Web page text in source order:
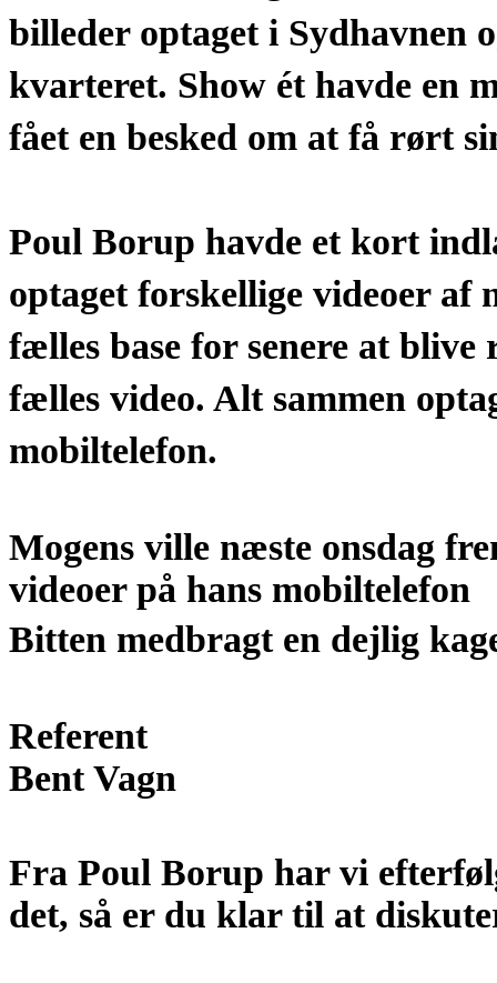
billeder optaget i Sydhavnen
kvarteret. Show ét havde en
fået en besked om at få rørt
Poul Borup havde et kort
optaget forskellige videoer af
fælles base for senere at
fælles video. Alt sammen
mobiltelefon.
Mogens ville næste onsdag
videoer på hans mobiltelefon
Bitten medbragt en dejlig
Referent
Bent Vagn
Fra Poul Borup har vi
det, så er du klar til at